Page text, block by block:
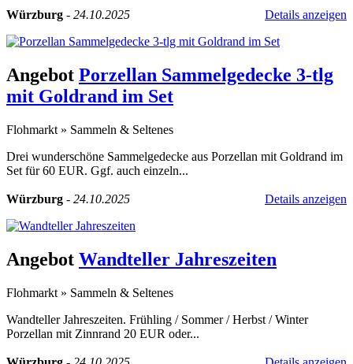
Würzburg - 24.10.2025 Details anzeigen
Angebot Porzellan Sammelgedecke 3-tlg
mit Goldrand im Set
Flohmarkt » Sammeln & Seltenes
Drei wunderschöne Sammelgedecke aus Porzellan mit Goldrand im
Set für 60 EUR. Ggf. auch einzeln...
Würzburg - 24.10.2025 Details anzeigen
Angebot Wandteller Jahreszeiten
Flohmarkt » Sammeln & Seltenes
Wandteller Jahreszeiten. Frühling / Sommer / Herbst / Winter
Porzellan mit Zinnrand 20 EUR oder...